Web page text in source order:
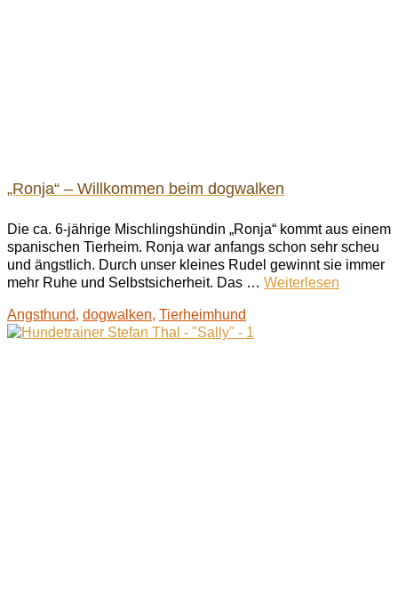
„Ronja“ – Willkommen beim dogwalken
Die ca. 6-jährige Mischlingshündin „Ronja“ kommt aus einem
spanischen Tierheim. Ronja war anfangs schon sehr scheu
und ängstlich. Durch unser kleines Rudel gewinnt sie immer
mehr Ruhe und Selbstsicherheit. Das … Weiterlesen
Angsthund, dogwalken, Tierheimhund